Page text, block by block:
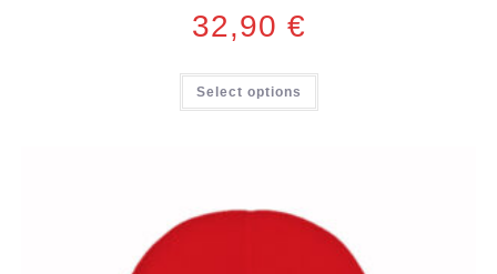
32,90 €
Select options